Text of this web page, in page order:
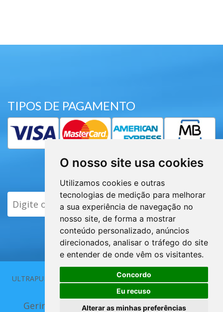
O nosso site usa cookies
Utilizamos cookies e outras
tecnologias de medição para melhorar
a sua experiência de navegação no
nosso site, de forma a mostrar
conteúdo personalizado, anúncios
direcionados, analisar o tráfego do site
e entender de onde vêm os visitantes.
Concordo
Eu recuso
Alterar as minhas preferências
TIPOS DE PAGAMENTO
Subscrever Newsletter
ENVIAR
ULTRAPUR 2013 - 2026 | Elaborado por
Gerir Cookies |